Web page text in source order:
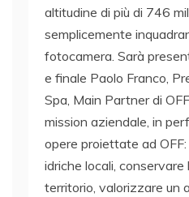
altitudine di più di 746
semplicemente
fotocamera. Sarà
e finale Paolo Franco,
Spa, Main Partner di
mission aziendale, in
opere proiettate ad
idriche locali,
territorio, valorizzare un